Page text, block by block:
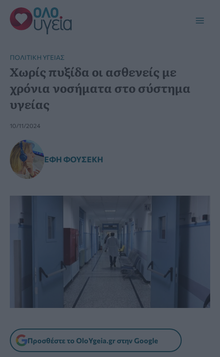
Μετάβαση
στο
περιεχόμενο
ΠΟΛΙΤΙΚΉ ΥΓΕΊΑΣ
Χωρίς πυξίδα οι ασθενείς με
χρόνια νοσήματα στο σύστημα
υγείας
10/11/2024
ΈΦΗ ΦΟΥΣΈΚΗ
Προσθέστε το OloYgeia.gr στην Google